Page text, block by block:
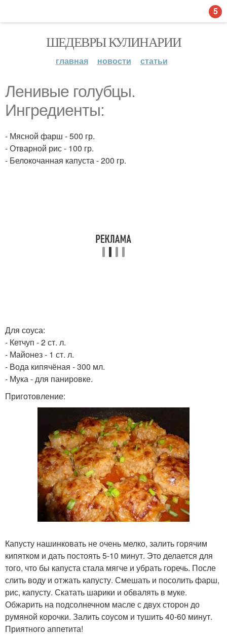
ШЕДЕВРЫ КУЛИНАРИИ
главная новости статьи
Ленивые голубцы.
Ингредиенты:
- Мясной фарш - 500 гр.
- Отварной рис - 100 гр.
- Белокочанная капуста - 200 гр.
Для соуса:
- Кетчуп - 2 ст. л.
- Майонез - 1 ст. л.
- Вода кипячёная - 300 мл.
- Мука - для панировке.
Приготовление:
Капусту нашинковать не очень мелко, залить горячим
кипятком и дать постоять 5-10 минут. Это делается для
того, что бы капуста стала мягче и убрать горечь. После
слить воду и отжать капусту. Смешать и посолить фарш,
рис, капусту. Скатать шарики и обвалять в муке.
Обжарить на подсолнечном масле с двух сторон до
румяной корочки. Залить соусом и тушить 40-60 минут.
Приятного аппетита!
5